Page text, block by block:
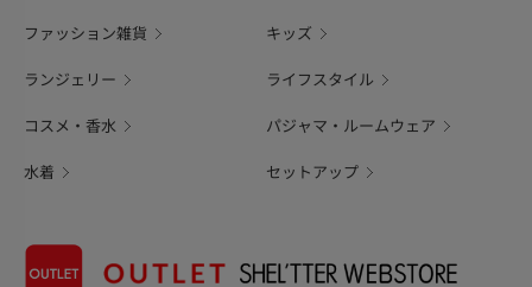
ファッション雑貨 キッズ
ランジェリー ライフスタイル
コスメ・香水 パジャマ・ルームウェア
水着 セットアップ